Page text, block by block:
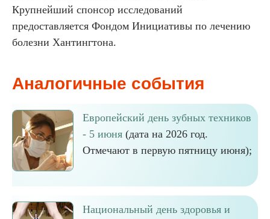
Крупнейший спонсор исследований
предоставляется Фондом Инициативы по лечению
болезни Хантингтона.
Аналогичные события
Европейский день зубных техников
- 5 июня (дата на 2026 год.
Отмечают в первую пятницу июня);
Национальный день здоровья и